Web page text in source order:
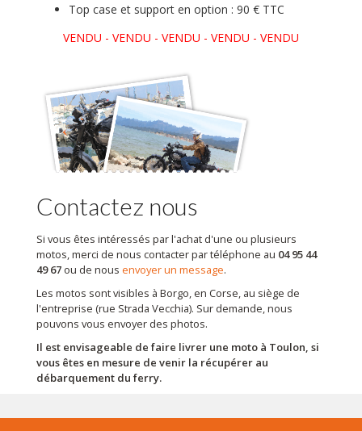
Top case et support en option : 90 € TTC
VENDU - VENDU - VENDU - VENDU - VENDU
Contactez nous
Si vous êtes intéressés par l'achat d'une ou plusieurs
motos, merci de nous contacter par téléphone au 04 95 44
49 67 ou de nous envoyer un message.
Les motos sont visibles à Borgo, en Corse, au siège de
l'entreprise (rue Strada Vecchia). Sur demande, nous
pouvons vous envoyer des photos.
Il est envisageable de faire livrer une moto à Toulon, si
vous êtes en mesure de venir la récupérer au
débarquement du ferry.